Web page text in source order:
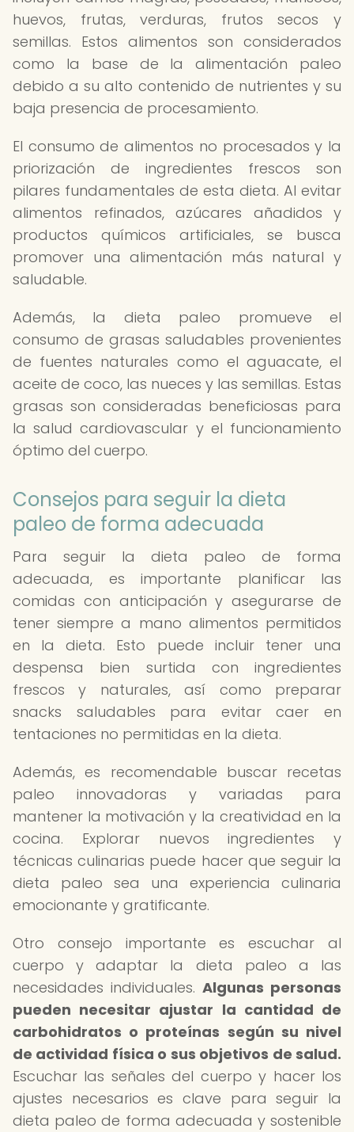
huevos, frutas, verduras, frutos secos y
semillas. Estos alimentos son considerados
como la base de la alimentación paleo
debido a su alto contenido de nutrientes y su
baja presencia de procesamiento.
El consumo de alimentos no procesados y la
priorización de ingredientes frescos son
pilares fundamentales de esta dieta. Al evitar
alimentos refinados, azúcares añadidos y
productos químicos artificiales, se busca
promover una alimentación más natural y
saludable.
Además, la dieta paleo promueve el
consumo de grasas saludables provenientes
de fuentes naturales como el aguacate, el
aceite de coco, las nueces y las semillas. Estas
grasas son consideradas beneficiosas para
la salud cardiovascular y el funcionamiento
óptimo del cuerpo.
Consejos para seguir la dieta
paleo de forma adecuada
Para seguir la dieta paleo de forma
adecuada, es importante planificar las
comidas con anticipación y asegurarse de
tener siempre a mano alimentos permitidos
en la dieta. Esto puede incluir tener una
despensa bien surtida con ingredientes
frescos y naturales, así como preparar
snacks saludables para evitar caer en
tentaciones no permitidas en la dieta.
Además, es recomendable buscar recetas
paleo innovadoras y variadas para
mantener la motivación y la creatividad en la
cocina. Explorar nuevos ingredientes y
técnicas culinarias puede hacer que seguir la
dieta paleo sea una experiencia culinaria
emocionante y gratificante.
Otro consejo importante es escuchar al
cuerpo y adaptar la dieta paleo a las
necesidades individuales. Algunas personas
pueden necesitar ajustar la cantidad de
carbohidratos o proteínas según su nivel
de actividad física o sus objetivos de salud.
Escuchar las señales del cuerpo y hacer los
ajustes necesarios es clave para seguir la
dieta paleo de forma adecuada y sostenible